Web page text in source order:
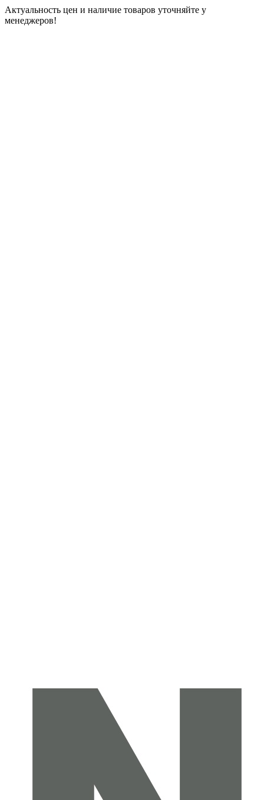
Актуальность цен и наличие товаров уточняйте у
менеджеров!